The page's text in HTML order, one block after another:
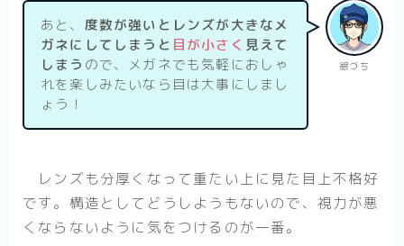
銀づち
あと、 度数が強いとレンズが大きなメ
ガネにしてしまうと 目が小さく 見えて
しまう ので、メガネでも気軽におしゃ
れを楽しみたいなら目は大事にしまし
ょう！
レンズも分厚くなって重たい上に見た目上不格好
です。構造としてどうしようもないので、視力が悪
くならないように気をつけるのが一番。